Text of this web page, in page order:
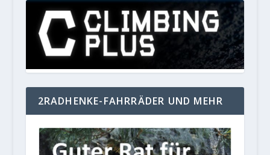
2RADHENKE-FAHRRÄDER UND MEHR